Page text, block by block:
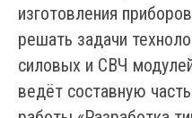
изготовления
решать задачи
силовых и СВЧ
ведёт составную